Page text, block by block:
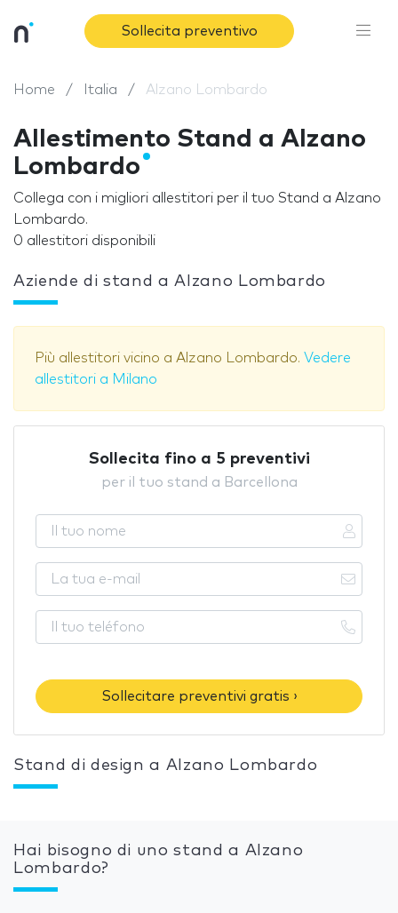
Sollecita preventivo
Home Italia Alzano Lombardo
Allestimento Stand a Alzano
Lombardo
Collega con i migliori allestitori per il tuo Stand a Alzano
Lombardo.
0 allestitori disponibili
Aziende di stand a Alzano Lombardo
Più allestitori vicino a Alzano Lombardo. Vedere
allestitori a Milano
Sollecita fino a 5 preventivi
per il tuo stand a Barcellona
Sollecitare preventivi gratis ›
Stand di design a Alzano Lombardo
Hai bisogno di uno stand a Alzano
Lombardo?